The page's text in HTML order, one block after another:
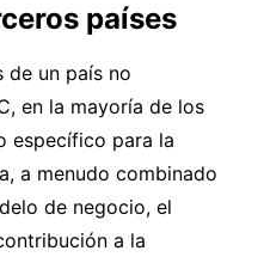
países
de un país no
en la mayoría de los
específico para la
a menudo combinado
de negocio, el
a la